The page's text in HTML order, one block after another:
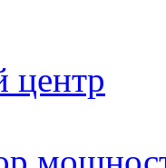
центр